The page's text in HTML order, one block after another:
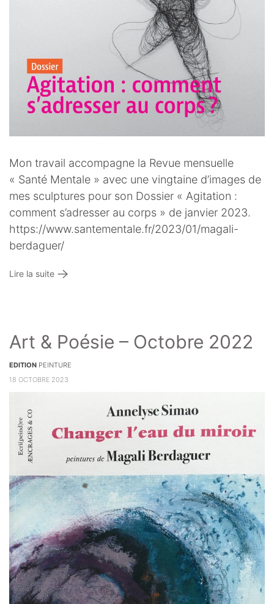
Mon travail accompagne la Revue mensuelle
« Santé Mentale » avec une vingtaine d’images de
mes sculptures pour son Dossier « Agitation :
comment s’adresser au corps » de janvier 2023.
https://www.santementale.fr/2023/01/magali-
berdaguer/
Lire la suite
Art & Poésie – Octobre 2022
EDITION PEINTURE
18 OCTOBRE 2023